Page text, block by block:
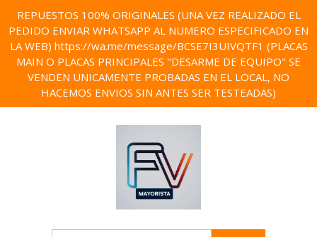
REPUESTOS 100% ORIGINALES (UNA VEZ REALIZADO EL
PEDIDO ENVIAR WHATSAPP AL NUMERO ESPECIFICADO EN
LA WEB) https://wa.me/message/BCSE7I3UIVQTF1 (PLACAS
MAIN O PLACAS PRINCIPALES "DESARME DE EQUIPO" SE
VENDEN UNICAMENTE PROBADAS EN EL LOCAL, NO
HACEMOS ENVIOS SIN ANTES SER TESTEADAS)